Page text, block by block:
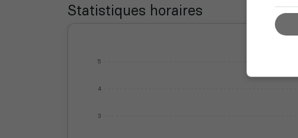
Statistiques horaires
3
4
5